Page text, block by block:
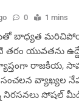
0 1 mins
బాధ్యత
యువతను
రాజకీయ,
వ్యాఖ్యల
నిరసనలు